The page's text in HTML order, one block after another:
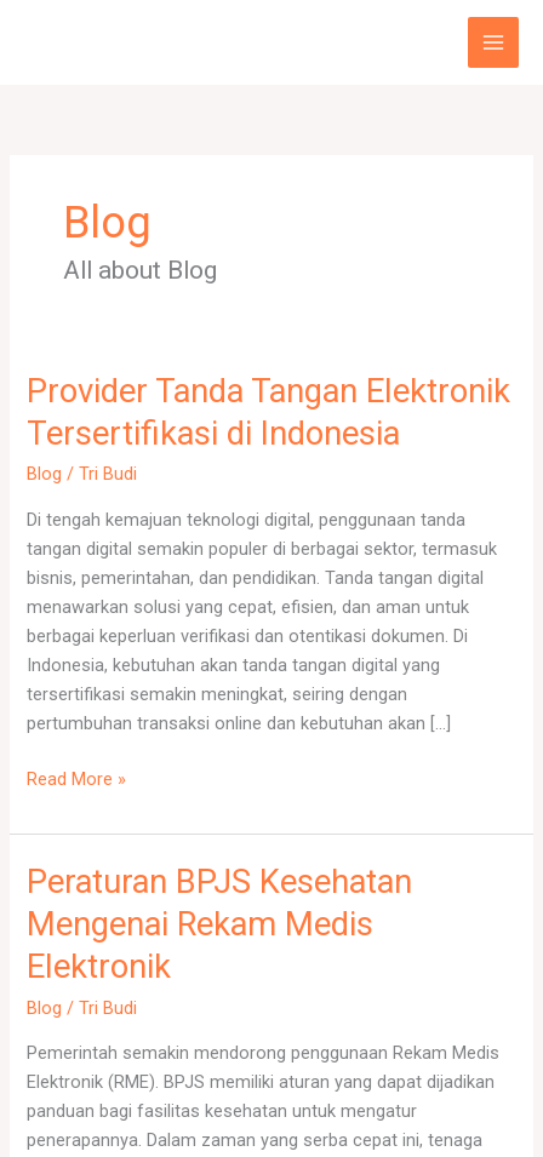
Blog
All about Blog
Provider Tanda Tangan Elektronik
Tersertifikasi di Indonesia
Blog /Tri Budi
Di tengah kemajuan teknologi digital, penggunaan tanda
tangan digital semakin populer di berbagai sektor, termasuk
bisnis, pemerintahan, dan pendidikan. Tanda tangan digital
menawarkan solusi yang cepat, efisien, dan aman untuk
berbagai keperluan verifikasi dan otentikasi dokumen. Di
Indonesia, kebutuhan akan tanda tangan digital yang
tersertifikasi semakin meningkat, seiring dengan
pertumbuhan transaksi online dan kebutuhan akan […]
Provider
Tangan
Elektronik
di
Indonesia
Read More »
Peraturan BPJS Kesehatan
Mengenai Rekam Medis
Elektronik
Blog /Tri Budi
Pemerintah semakin mendorong penggunaan Rekam Medis
Elektronik (RME). BPJS memiliki aturan yang dapat dijadikan
panduan bagi fasilitas kesehatan untuk mengatur
penerapannya. Dalam zaman yang serba cepat ini, tenaga
Peraturan
Kesehatan
Mengenai
Medis
Elektronik